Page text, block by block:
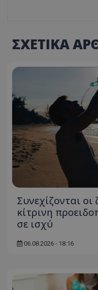
ΣΧΕΤΙΚΑ
Συνεχίζονται οι
κίτρινη
σε ισχύ
06.08.2026 - 18:16